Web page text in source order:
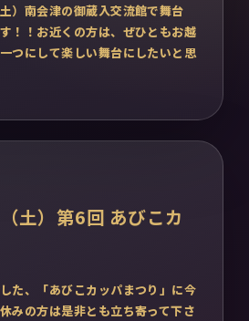
）南会津の御蔵入交流館で舞台
！！お近くの方は、ぜひともお越
つにして楽しい舞台にしたいと思
土）第6回 あびこカ
た、「あびこカッパまつり」に今
みの方は是非とも立ち寄って下さ